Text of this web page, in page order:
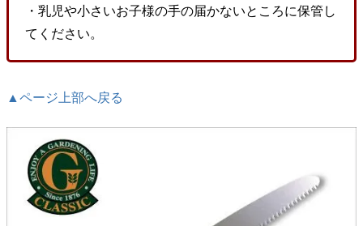
・乳児や小さいお子様の手の届かないところに保管し
てください。
▲ページ上部へ戻る